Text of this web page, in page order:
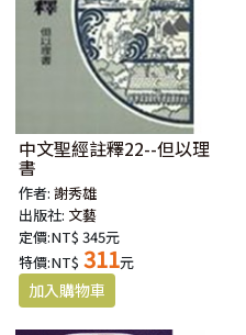
中文聖經註釋22--但以理
書
作者:謝秀雄
出版社: 文藝
定價:NT$ 345元
特價:NT$ 311元